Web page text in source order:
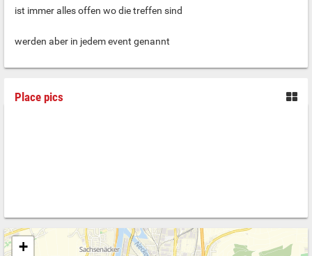
ist immer alles offen wo die treffen sind
werden aber in jedem event genannt
Place pics
+